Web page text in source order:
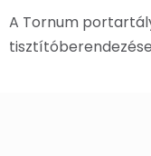
A Tornum